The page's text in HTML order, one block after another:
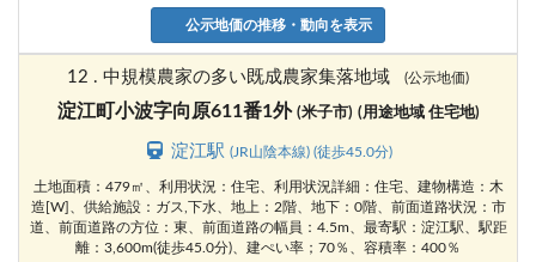
公示地価の推移・動向を表示
12 . 中規模農家の多い既成農家集落地域 (公示地価)
淀江町小波字向原611番1外 (米子市) (用途地域 住宅地)
淀江駅(JR山陰本線) (徒歩45.0分)
土地面積：479㎡、利用状況：住宅、利用状況詳細：住宅、建物構造：木
造[W]、供給施設：ガス,下水、地上：2階、地下：0階、前面道路状況：市
道、前面道路の方位：東、前面道路の幅員：4.5m、最寄駅：淀江駅、駅距
離：3,600m(徒歩45.0分)、建ぺい率；70％、容積率：400％